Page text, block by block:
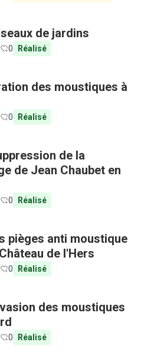
de jardins
0 Réalisé
des moustiques à
0 Réalisé
de la
de Jean Chaubet en
0 Réalisé
pièges anti moustique
de l'Hers
0 Réalisé
des moustiques
0 Réalisé